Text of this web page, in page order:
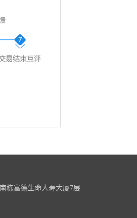
栋富德生命人寿大厦7层